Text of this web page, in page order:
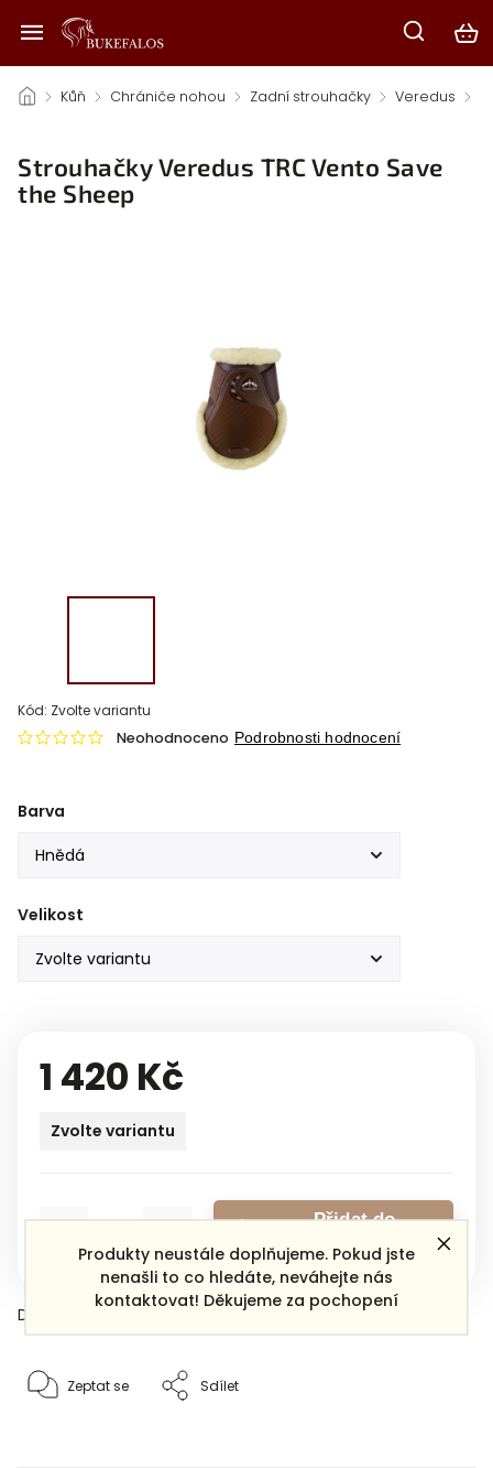
Produkty neustále doplňujeme. Pokud jste
nenašli to co hledáte, neváhejte nás
kontaktovat! Děkujeme za pochopení
/ Kůň / Chrániče nohou / Zadní strouhačky / Veredus /
Strouhačky Veredus TRC Vento Save
the Sheep
Kód: Zvolte variantu
Neohodnoceno Podrobnosti hodnocení
Barva
Velikost
1 420 Kč
Zvolte variantu
Přidat do
Detailní informace
Zeptat se Sdílet